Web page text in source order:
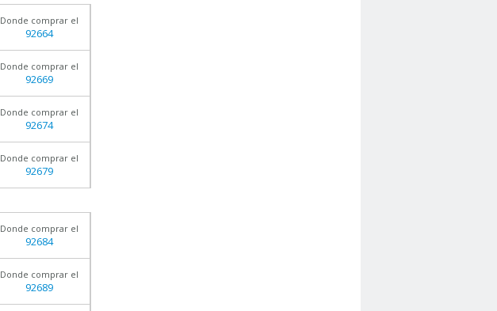
Donde comprar el
92664
Donde comprar el
92669
Donde comprar el
92674
Donde comprar el
92679
Donde comprar el
92684
Donde comprar el
92689